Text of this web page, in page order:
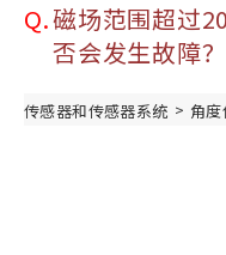
Q.磁场范围超过
否会发生故障？
传感器和传感器系统 > 角